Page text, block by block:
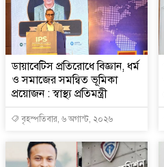
ডায়াবেটিস প্রতিরোধে বিজ্ঞান, ধর্ম
ও সমাজের সমন্বিত ভূমিকা
প্রয়োজন : স্বাস্থ্য প্রতিমন্ত্রী
বৃহস্পতিবার, ৬ অগাস্ট, ২০২৬